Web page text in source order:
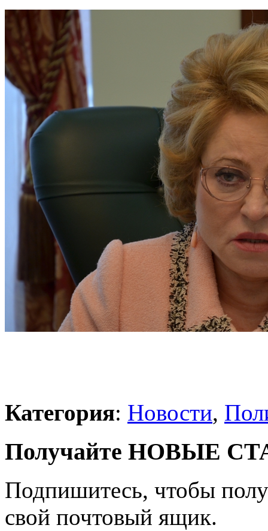
Категория: Новости,
Получайте НОВЫЕ
Подпишитесь, чтобы
свой почтовый ящик.